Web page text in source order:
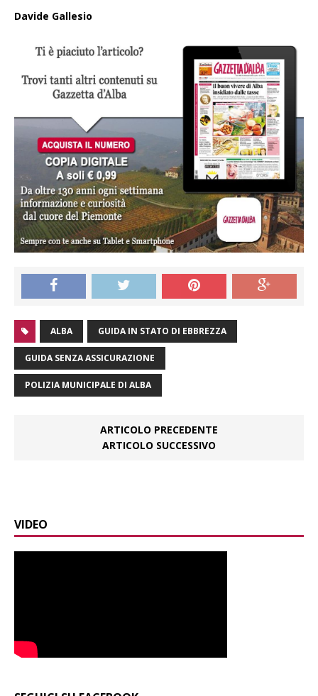
Davide Gallesio
ALBA GUIDA IN STATO DI EBBREZZA
GUIDA SENZA ASSICURAZIONE
POLIZIA MUNICIPALE DI ALBA
ARTICOLO PRECEDENTE
ARTICOLO SUCCESSIVO
VIDEO